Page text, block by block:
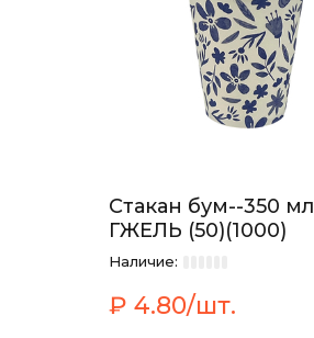
Стакан бум--350 мл
ГЖЕЛЬ (50)(1000)
Наличие:
₽ 4.80/шт.